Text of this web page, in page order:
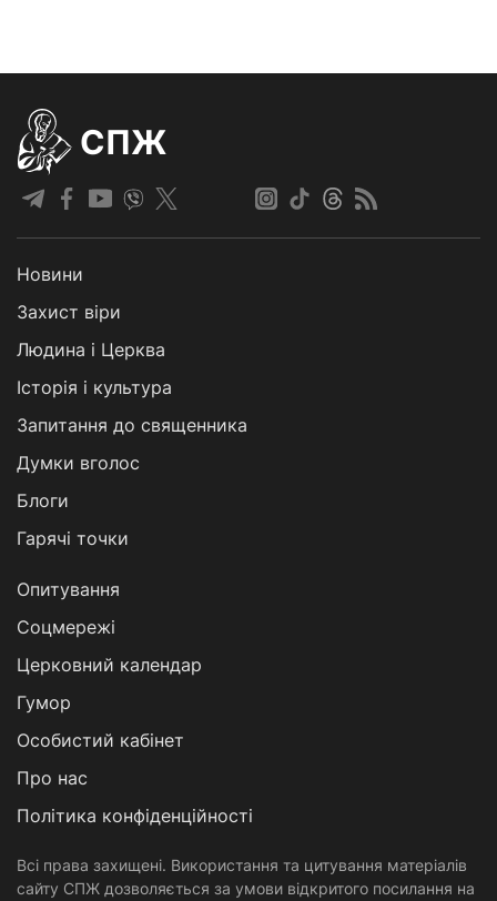
СПЖ
Новини
Захист віри
Людина і Церква
Історія і культура
Запитання до священника
Думки вголос
Блоги
Гарячі точки
Опитування
Соцмережі
Церковний календар
Гумор
Особистий кабінет
Про нас
Політика конфіденційності
Всі права захищені. Використання та цитування матеріалів
сайту СПЖ дозволяється за умови відкритого посилання на